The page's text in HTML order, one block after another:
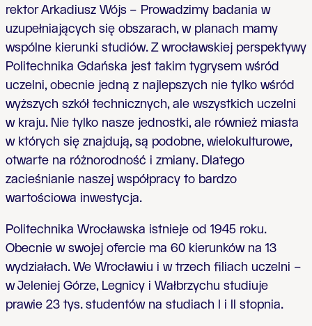
rektor Arkadiusz Wójs – Prowadzimy badania w
uzupełniających się obszarach, w planach mamy
wspólne kierunki studiów. Z wrocławskiej perspektywy
Politechnika Gdańska jest takim tygrysem wśród
uczelni, obecnie jedną z najlepszych nie tylko wśród
wyższych szkół technicznych, ale wszystkich uczelni
w kraju. Nie tylko nasze jednostki, ale również miasta
w których się znajdują, są podobne, wielokulturowe,
otwarte na różnorodność i zmiany. Dlatego
zacieśnianie naszej współpracy to bardzo
wartościowa inwestycja.
Politechnika Wrocławska istnieje od 1945 roku.
Obecnie w swojej ofercie ma 60 kierunków na 13
wydziałach. We Wrocławiu i w trzech filiach uczelni –
w Jeleniej Górze, Legnicy i Wałbrzychu studiuje
prawie 23 tys. studentów na studiach I i II stopnia.